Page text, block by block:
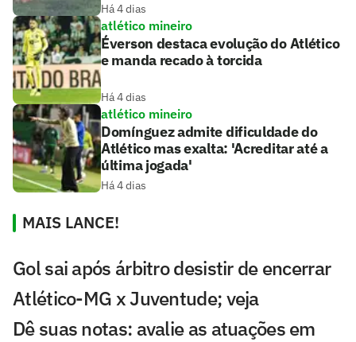
Há 4 dias
atlético mineiro
Éverson destaca evolução do Atlético
e manda recado à torcida
Há 4 dias
atlético mineiro
Domínguez admite dificuldade do
Atlético mas exalta: 'Acreditar até a
última jogada'
Há 4 dias
MAIS LANCE!
Gol sai após árbitro desistir de encerrar
Atlético-MG x Juventude; veja
Dê suas notas: avalie as atuações em